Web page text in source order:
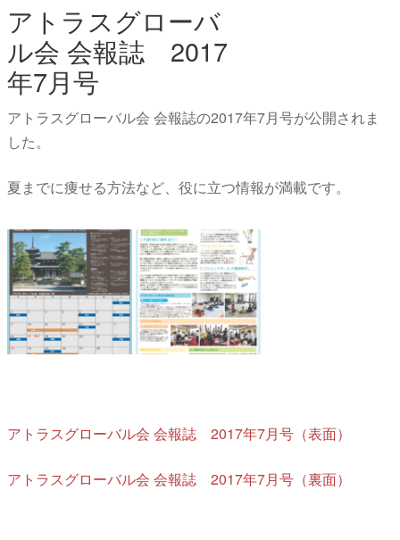
アトラスグローバ
ル会 会報誌 2017
年7月号
アトラスグローバル会 会報誌の2017年7月号が公開されま
した。
夏までに痩せる方法など、役に立つ情報が満載です。
アトラスグローバル会 会報誌 2017年7月号（表面）
アトラスグローバル会 会報誌 2017年7月号（裏面）